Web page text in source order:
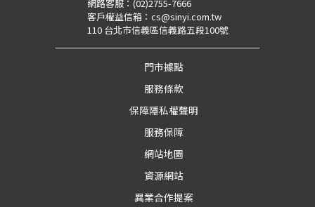
網路客服： (02)2755-7666
客戶權益信箱： cs@sinyi.com.tw
110 台北市信義區信義路五段100號
門市據點
服務條款
保障隱私權聲明
服務保障
網站地圖
資源網站
異業合作提案